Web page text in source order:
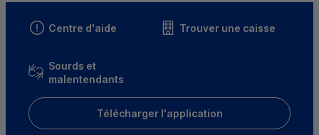
Centre d'aide Trouver une caisse
Sourds et
malentendants
Télécharger l'application